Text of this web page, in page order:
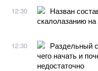
12:30
Назван
скалолазанию
12:30
Раздельный
чего начать и
недостаточно